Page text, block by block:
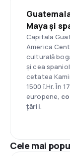
Maya și
Capitala
America
culturală
și cea
cetatea
1500 î.Hr. În
europene,
țării.
Cele mai